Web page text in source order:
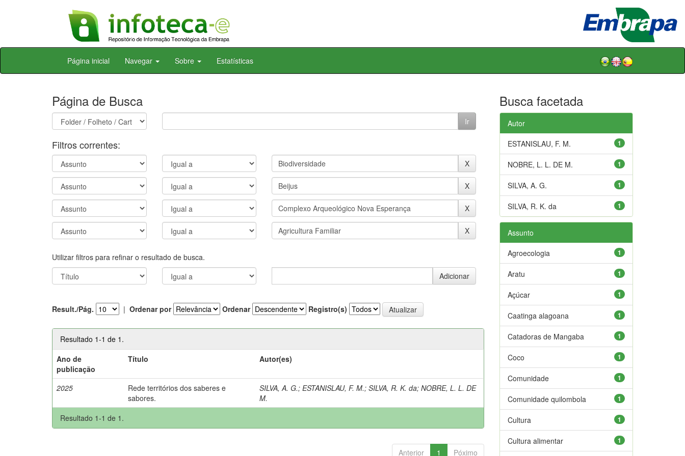
Skip
Página inicial Navegar Sobre Estatísticas
Página de Busca
Filtros correntes:
Utilizar filtros para refinar o resultado de busca.
Result./Pág. | Ordenar por Ordenar Registro(s)
Resultado 1-1 de 1.
Ano de
publicação
Título Autor(es)
2025
Rede territórios dos saberes e
sabores.
SILVA, A. G.;ESTANISLAU, F. M.;SILVA, R. K. da;NOBRE, L. L. DE
M.
Resultado 1-1 de 1.
Anterior 1 Póximo
Busca facetada
Autor
1
ESTANISLAU, F. M.
1
NOBRE, L. L. DE M.
1
SILVA, A. G.
1
SILVA, R. K. da
Assunto
1
Agroecologia
1
Aratu
1
Açúcar
1
Caatinga alagoana
1
Catadoras de Mangaba
1
Coco
1
Comunidade
1
Comunidade quilombola
1
Cultura
1
Cultura alimentar